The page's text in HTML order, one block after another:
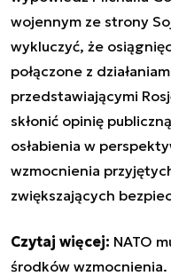
wojennym ze strony
wykluczyć, że
połączone z
przedstawiającymi
skłonić opinię
osłabienia w
wzmocnienia
zwiększających
Czytaj więcej: NATO
środków